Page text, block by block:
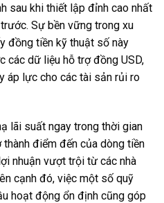
sau khi thiết lập đỉnh cao nhất
Sự bền vững trong xu
đồng tiền kỹ thuật số này
các dữ liệu hỗ trợ đồng USD,
áp lực cho các tài sản rủi ro
lãi suất ngay trong thời gian
điểm đến của dòng tiền
nhuận vượt trội từ các nhà
cạnh đó, việc một số quỹ
hoạt động ổn định cũng góp